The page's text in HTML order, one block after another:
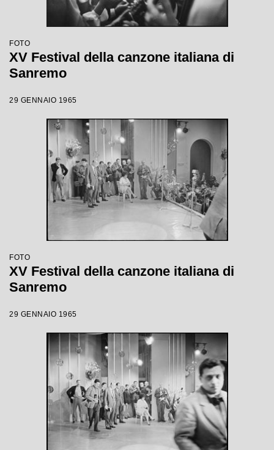
FOTO
XV Festival della canzone italiana di
Sanremo
29 GENNAIO 1965
FOTO
XV Festival della canzone italiana di
Sanremo
29 GENNAIO 1965